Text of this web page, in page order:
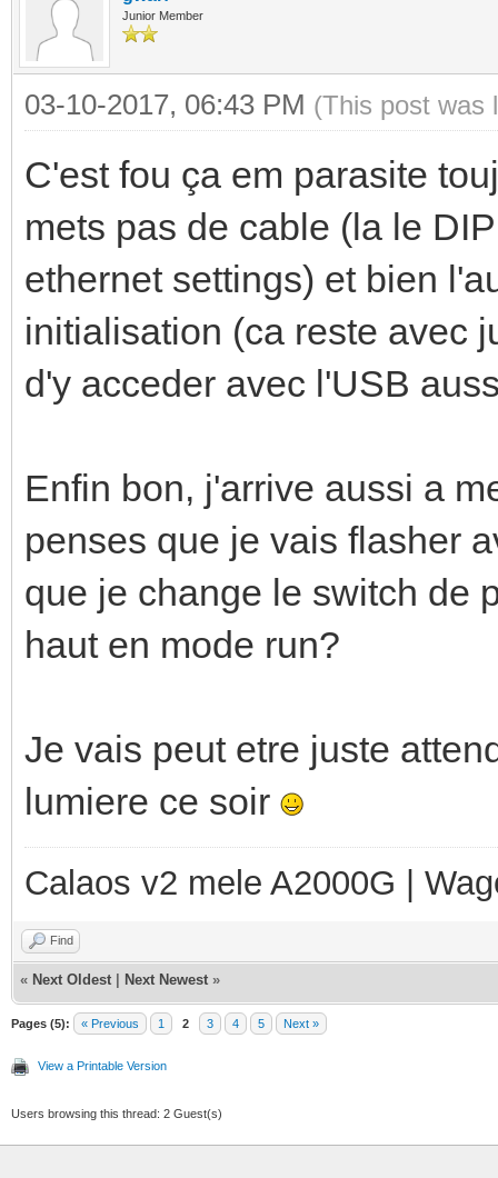
Junior Member
03-10-2017, 06:43 PM (This post was
C'est fou ça em parasite
mets pas de cable (la le
ethernet settings) et bien
initialisation (ca reste avec
d'y acceder avec l'USB
Enfin bon, j'arrive aussi a
penses que je vais flasher
que je change le switch de
haut en mode run?
Je vais peut etre juste
lumiere ce soir
Calaos v2 mele A2000G |
Find
« Next Oldest Next Newest »
Pages (5): « Previous 1 2 3 4 5 Next »
View a Printable Version
Users browsing this thread: 2 Guest(s)